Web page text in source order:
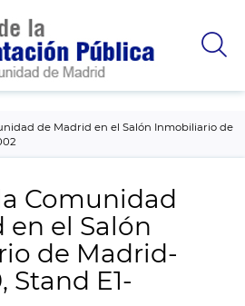
de Madrid en el Salón Inmobiliario de
Comunidad
en el Salón
de Madrid-
Stand E1-